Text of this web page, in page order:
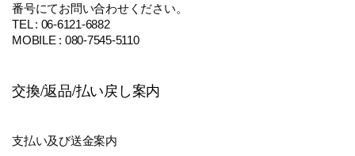
番号にてお問い合わせください。
TEL : 06-6121-6882
MOBILE : 080-7545-5110
交換/返品/払い戻し案内
支払い及び送金案内